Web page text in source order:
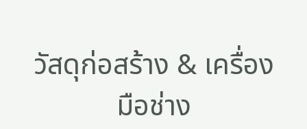
วัสดุก่อสร้าง & เครื่อง
มือช่าง